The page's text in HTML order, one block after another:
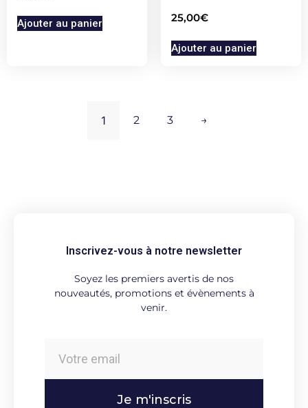
Ajouter au panier 25,00€
Ajouter au panier
1 2 3 →
Inscrivez-vous à notre newsletter
Soyez les premiers avertis de nos
nouveautés, promotions et évènements à
venir.
Je m'inscris